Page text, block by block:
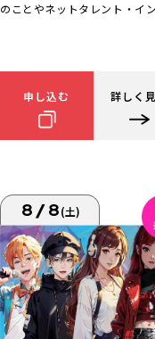
のことやネットタレント・イ
申し込む 詳しく
8/8(土)